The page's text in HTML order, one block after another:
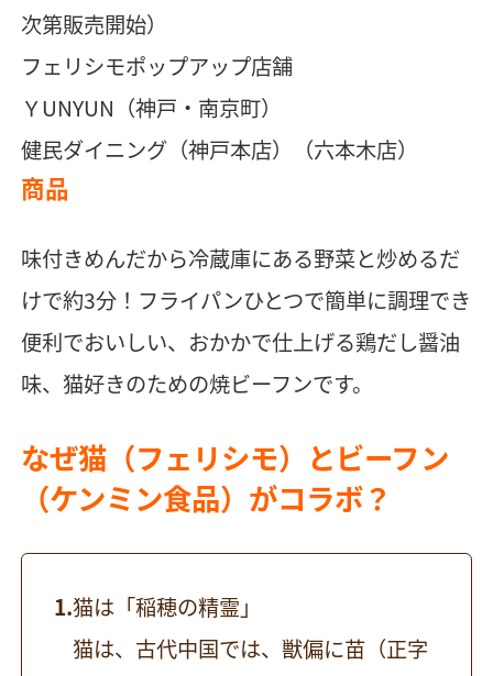
次第販売開始）
フェリシモポップアップ店舗
ＹUNYUN（神戸・南京町）
健民ダイニング（神戸本店）（六本木店）
商品
味付きめんだから冷蔵庫にある野菜と炒めるだ
けで約3分！フライパンひとつで簡単に調理でき
便利でおいしい、おかかで仕上げる鶏だし醤油
味、猫好きのための焼ビーフンです。
なぜ猫（フェリシモ）とビーフン
（ケンミン食品）がコラボ？
猫は「稲穂の精霊」
猫は、古代中国では、獣偏に苗（正字